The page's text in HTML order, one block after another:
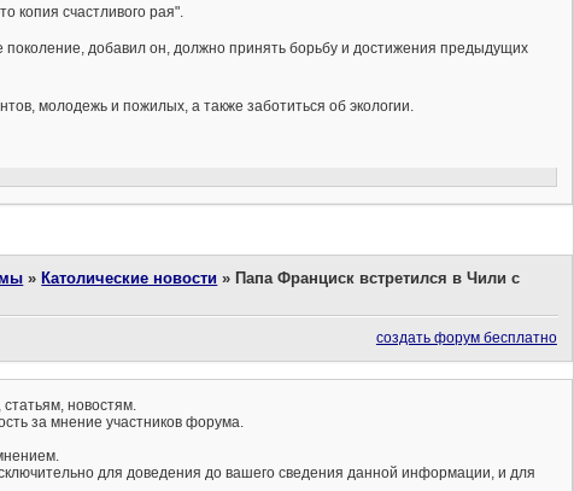
копия счастливого рая".
добавил он, должно принять борьбу и достижения предыдущих
молодежь и пожилых, а также заботиться об экологии.
» Католические новости » Папа Франциск встретился в Чили с
создать форум бесплатно
новостям.
за мнение участников форума.
для доведения до вашего сведения данной информации, и для